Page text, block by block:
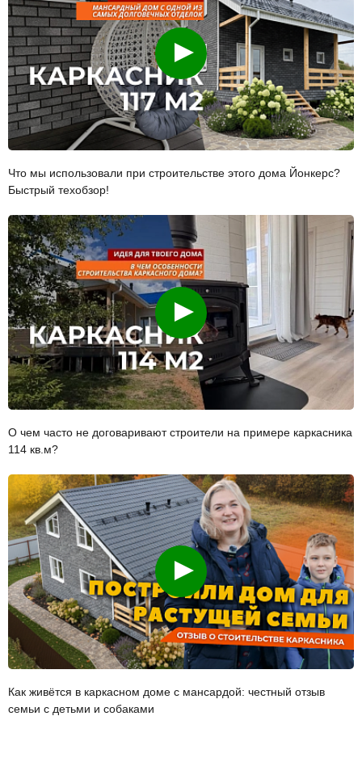
Смотреть
Что мы использовали при строительстве этого дома Йонкерс?
Быстрый техобзор!
Смотреть
О чем часто не договаривают строители на примере каркасника
114 кв.м?
Смотреть
Как живётся в каркасном доме с мансардой: честный отзыв
семьи с детьми и собаками